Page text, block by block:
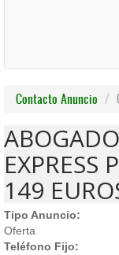
Contacto Anuncio
EXPRESS
149
Tipo Anuncio:
Oferta
Teléfono Fijo: